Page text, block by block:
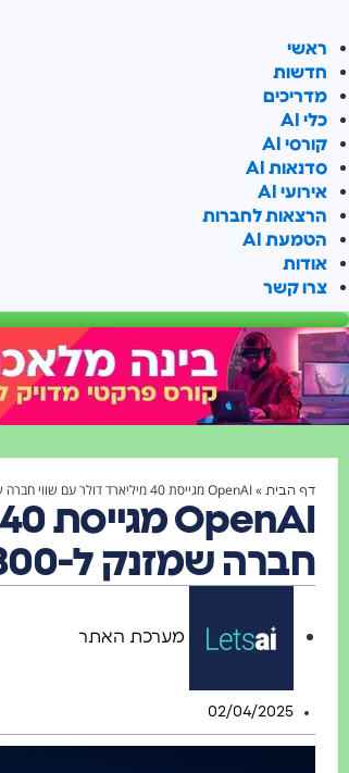
ראשי
חדשות
מדריכים
כלי AI
קורסי AI
סדנאות AI
אירועי AI
הרצאות לחברות
הטמעת AI
אודות
צרו קשר
דף הבית »OpenAI מגייסת 40 מיליארד דולר עם שווי חברה שמזנק ל-300 מיליארד דולר
חברה שמזנק ל-300 מיליארד דולר
מערכת האתר
02/04/2025